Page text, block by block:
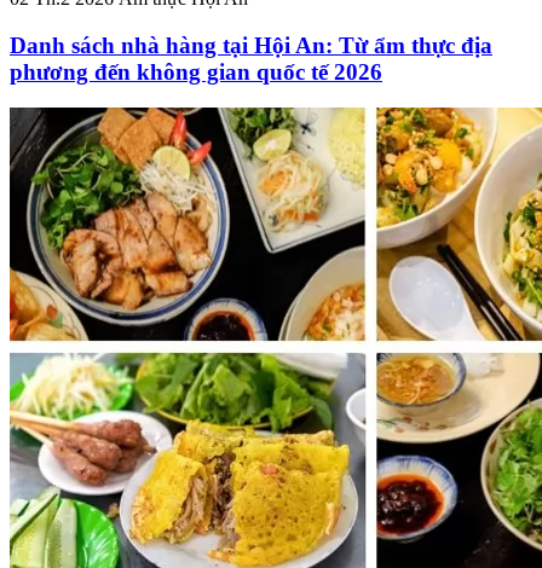
Danh sách nhà hàng tại Hội An: Từ ẩm thực địa
phương đến không gian quốc tế 2026